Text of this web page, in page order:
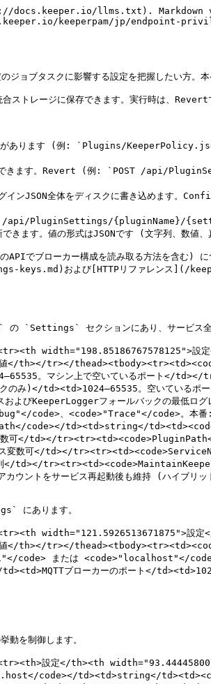
code></td><td>string</td><td><code>"127.0.0.1"</code></td><td>MQTTブローカーのバインドアドレス</td><td><code>"127.0.0.1"</code> または <code>"localhost"</code>。セキュリティのためループバックのままにする</td></tr><tr><td><code>Port</code></td><td>integer</td><td><code>8675</code></td><td>MQTTブローカーのポート</td><td>1024–65535。空いているポート</td></tr></tbody></table>

## KeeperPolicyプラグイン

**構成ファイル:** `Plugins/KeeperPolicy.json`

設定はプラグイン起動時に読み込まれ、MQTT接続、API呼び出し、ポリシー評価の挙動を制御します。

<table data-header-hidden="false" data-header-sticky><thead><tr><th>設定</th><th width="93.4444580078125">型</th><th width="149.6666259765625">デフォルト</th><th>用途</th><th>適切な値</th></tr></thead><tbody><tr><td><code>broker.host</code></td><td>string</td><td><code>"127.0.0.1"</code></td><td>プラグインが接続するMQTTブローカーのホスト名</td><td>ローカルMQTTブローカーのホスト名またはIP (通常 <code>127.0.0.1</code>)</td></tr><tr><td><code>broker.port</code></td><td>integer</td><td><code>8675</code></td><td>MQTTブローカーのポート</td><td>1024–65535。<code>MqttBrokerSettings.Port</code> と一致必須</td></tr><tr><td><code>subscription.topic</code></td><td>string</td><td><code>"KeeperPolicy"</code></td><td>ポリシーリクエスト用にプラグインがサブスクライブする主MQTTトピック</td><td>空でないトピック名</td></tr><tr><td><code>subscription.topics</code></td><td>string</td><td>可変</td><td>追加でサブスクライブするMQTTトピックのカンマ区切り一覧</td><td>カンマ区切りのトピック名</td></tr><tr><td><code>system.service.https_port</code></td><td>integer</td><td><code>6889</code></td><td>カスタムフィルタやジョブトリガーなど、ローカルAPI呼び出し用HTTPSポート</td><td><code>KestrelHttpsPort</code> と同じ</td></tr><tr><td><code>customfilter.timeout_seconds</code></td><td>integer</td><td><code>30</code></td><td>カスタムフィルタジョブへのHTTP呼び出しタイムアウト (秒)</td><td>正の整数。通常 15–60</td></tr><tr><td><code>ratelimit.max_requests_per_minute</code></td><td>integer</td><td><code>100</code></td><td>ソースあたり1分間のポリシー評価リクエスト上限</td><td>正の整数。正当なトラフィックが抑制される場合は増やす</td></tr><tr><td><code>metadata.admin.enforce_policies_for_administrators</code></td><td>boolean</td><td><code>false</code></td><td>ポリシー非一致の特権昇格リクエストで、要求ユーザーが管理者の場合: <code>false</code> は許可 (OSデフォルト)、<code>true</code> は拒否</td><td><code>false</code>: 管理者は